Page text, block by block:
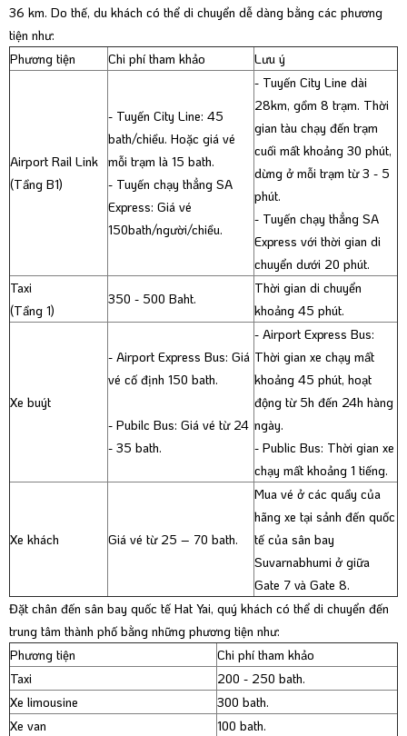
36 km. Do thế, du khách có thể di chuyển dễ dàng bằng các phương
tiện như:
Phương tiện
Chi phí tham khảo Lưu ý
Airport Rail Link
(Tầng B1)
- Tuyến City Line: 45
bath/chiều. Hoặc giá vé
mỗi trạm là 15 bath.
- Tuyến chạy thẳng SA
Express: Giá vé
150bath/người/chiều.
- Tuyến City Line dài
28km, gồm 8 trạm. Thời
gian tàu chạy đến trạm
cuối mất khoảng 30 phút,
dừng ở mỗi trạm từ 3 - 5
phút.
- Tuyến chạy thẳng SA
Express với thời gian di
chuyển dưới 20 phút.
Taxi
(Tầng 1)
350 - 500 Baht.
Thời gian di chuyển
khoảng 45 phút.
Xe buýt
- Airport Express Bus: Giá
vé cố định 150 bath.
- Pubilc Bus: Giá vé từ 24
- 35 bath.
- Airport Express Bus:
Thời gian xe chạy mất
khoảng 45 phút, hoạt
động từ 5h đến 24h hàng
ngày.
- Public Bus: Thời gian xe
chạy mất khoảng 1 tiếng.
Xe khách Giá vé từ 25 – 70 bath.
Mua vé ở các quầy của
hãng xe tại sảnh đến quốc
tế của sân bay
Suvarnabhumi ở giữa
Gate 7 và Gate 8.
Đặt chân đến sân bay quốc tế Hat Yai, quý khách có thể di chuyển đến
trung tâm thành phố bằng những phương tiện như:
Phương tiện
Chi phí tham khảo
Taxi
200 - 250 bath.
Xe limousine
300 bath.
Xe van
100 bath.